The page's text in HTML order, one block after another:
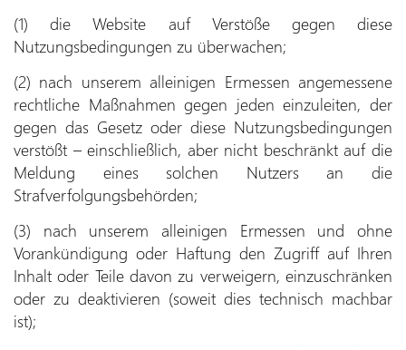
(1) die Website auf Verstöße gegen diese
Nutzungsbedingungen zu überwachen;
(2) nach unserem alleinigen Ermessen angemessene
rechtliche Maßnahmen gegen jeden einzuleiten, der
gegen das Gesetz oder diese Nutzungsbedingungen
verstößt – einschließlich, aber nicht beschränkt auf die
Meldung eines solchen Nutzers an die
Strafverfolgungsbehörden;
(3) nach unserem alleinigen Ermessen und ohne
Vorankündigung oder Haftung den Zugriff auf Ihren
Inhalt oder Teile davon zu verweigern, einzuschränken
oder zu deaktivieren (soweit dies technisch machbar
ist);